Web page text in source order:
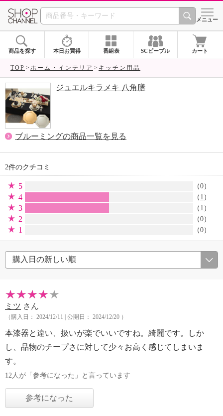
SHOP CHANNEL シメニュー
商品を探す 本日お買得 番組表 SCピープル カート
TOP ホーム・インテリア キッチン用品
ジュエルキラメキ 八角膳
ブルーミングの商品一覧を見る
2件のクチコミ
5 （0）
4 （ 1 ）
3 （ 1 ）
2 （0）
1 （0）
ミツ さん
（購入日： 2024/12/11 | 公開日： 2024/12/20 ）
本漆器と違い、扱いが楽でいいですね。綺麗です。しか
し、品物のチープさに対して少々お高く感じてしまいま
す。
12人が「参考になった」と言っています
参考になった